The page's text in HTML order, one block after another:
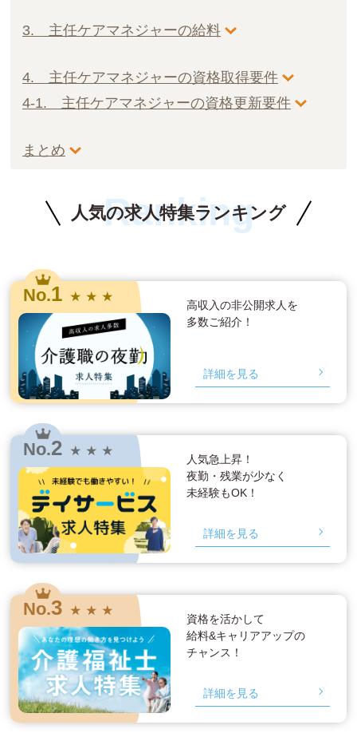
3. 主任ケアマネジャーの給料
4. 主任ケアマネジャーの資格取得要件
4-1. 主任ケアマネジャーの資格更新要件
まとめ
人気の求人特集ランキング
Ranking
No.1 ★ ★ ★
高収入の非公開求人を
多数ご紹介！
詳細を見る
No.2 ★ ★ ★
人気急上昇！
夜勤・残業が少なく
未経験もOK！
詳細を見る
No.3 ★ ★ ★
資格を活かして
給料&キャリアアップの
チャンス！
詳細を見る